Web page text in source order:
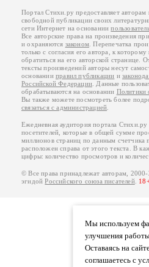
Мы используем
улучшения
Оставаясь на
соглашаетесь с
Портал Стихи.ру предоставляет авторам
свободной публикации своих
сети Интернет на основании
Все авторские права на произведения
и охраняются законом. Перепечатка
только с согласия его автора, к
обратиться на его авторской странице.
тексты произведений авторы несут
основанииправил публикации и
Российской Федерации. Данные
обрабатываются на основании Политики
Вы также можете посмотреть более
связаться с администрацией.
Ежедневная аудитория портала
посетителей, которые в общей сумме
миллионов страниц по данным счетчика
расположен справа от этого текста. В
цифры: количество просмотров и
© Все права принадлежат авторам,
эгидойРоссийского союза писателей.